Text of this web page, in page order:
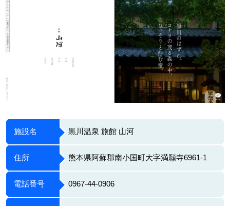
施設名 黒川温泉 旅館 山河
住所 熊本県阿蘇郡南小国町大字満願寺6961-1
電話番号 0967-44-0906